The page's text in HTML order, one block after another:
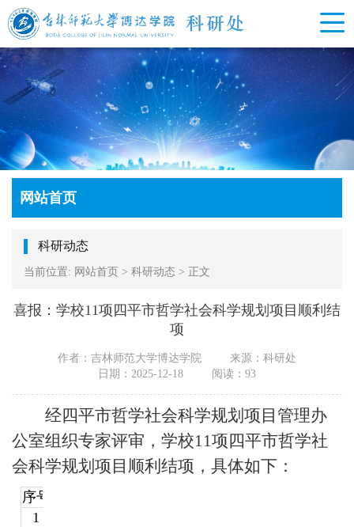
网站首页
科研动态
当前位置: 网站首页 > 科研动态 > 正文
喜报：学校11项四平市哲学社会科学规划项目顺利结
项
作者：吉林师范大学博达学院
来源：科研处
日期：2025-12-18
阅读： 93
经四平市哲学社会科学规划项目管理办
公室组织专家评审， 学校11项四平市哲学社
会科学规划项目顺利结项，具体如下：
序号
1